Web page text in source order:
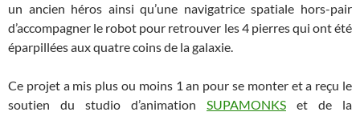
un ancien héros ainsi qu’une navigatrice spatiale hors-pair
d’accompagner le robot pour retrouver les 4 pierres qui ont été
éparpillées aux quatre coins de la galaxie.
Ce projet a mis plus ou moins 1 an pour se monter et a reçu le
soutien du studio d’animation SUPAMONKS et de la